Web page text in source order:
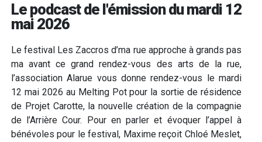
Le podcast de l'émission du mardi 12
mai 2026
Le festival Les Zaccros d’ma rue approche à grands pas
ma avant ce grand rendez-vous des arts de la rue,
l’association Alarue vous donne rendez-vous le mardi
12 mai 2026 au Melting Pot pour la sortie de résidence
de Projet Carotte, la nouvelle création de la compagnie
de l’Arrière Cour. Pour en parler et évoquer l’appel à
bénévoles pour le festival, Maxime reçoit Chloé Meslet,